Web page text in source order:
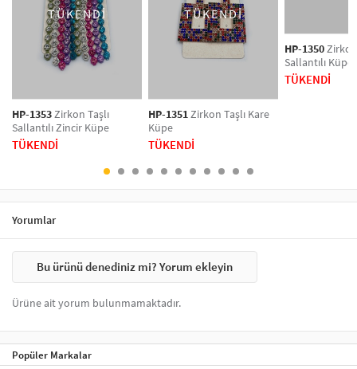
günlük kullanımda da rahatlıkla kullanılabilir.
Küpe modelleri, özel günlerde ve günlük hayatta stilinize zarif bir
dokunuş katmak için ideal bir tercihtir. Altın ve gümüş rengi küpeler,
her kombinle uyum sağlar. Artikeldeko’nun küpe koleksiyonuyla
TÜKENDİ
HP-1353Zirkon Taşlı
Sallantılı Zincir Küpe
TÜKENDİ
TÜKENDİ
HP-1351Zirkon Taşlı Kare
Küpe
TÜKENDİ
HP-1350
Sallantılı Küpe
TÜKENDİ
Yorumlar
Bu ürünü denediniz mi? Yorum ekleyin
Ürüne ait yorum bulunmamaktadır.
Popüler Markalar